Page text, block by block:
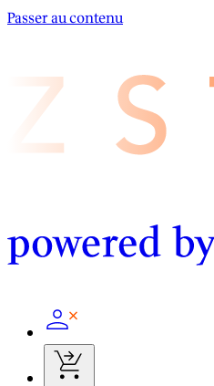
Passer au contenu